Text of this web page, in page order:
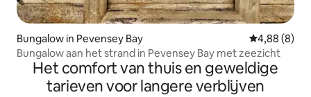
Bungalow in Pevensey Bay Gemiddelde
4,88 (8)
Bungalow aan het strand in Pevensey Bay met zeezicht
Het comfort van thuis en geweldige
tarieven voor langere verblijven